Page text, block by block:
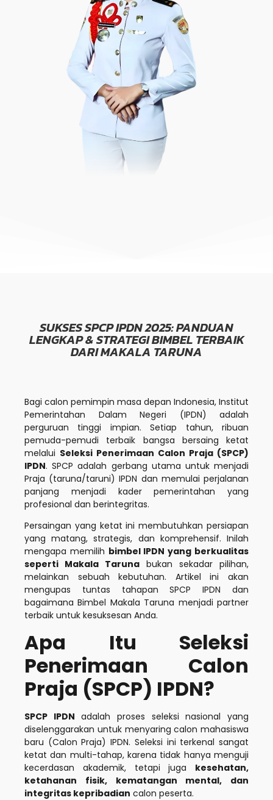
SUKSES SPCP IPDN 2025: PANDUAN
LENGKAP & STRATEGI BIMBEL TERBAIK
DARI MAKALA TARUNA
Bagi calon pemimpin masa depan Indonesia, Institut
Pemerintahan Dalam Negeri (IPDN) adalah
perguruan tinggi impian. Setiap tahun, ribuan
pemuda-pemudi terbaik bangsa bersaing ketat
melalui Seleksi Penerimaan Calon Praja (SPCP)
IPDN. SPCP adalah gerbang utama untuk menjadi
Praja (taruna/taruni) IPDN dan memulai perjalanan
panjang menjadi kader pemerintahan yang
profesional dan berintegritas.
Persaingan yang ketat ini membutuhkan persiapan
yang matang, strategis, dan komprehensif. Inilah
mengapa memilih bimbel IPDN yang berkualitas
seperti Makala Taruna bukan sekadar pilihan,
melainkan sebuah kebutuhan. Artikel ini akan
mengupas tuntas tahapan SPCP IPDN dan
bagaimana Bimbel Makala Taruna menjadi partner
terbaik untuk kesuksesan Anda.
Apa Itu Seleksi
Penerimaan Calon
Praja (SPCP) IPDN?
SPCP IPDN adalah proses seleksi nasional yang
diselenggarakan untuk menyaring calon mahasiswa
baru (Calon Praja) IPDN. Seleksi ini terkenal sangat
ketat dan multi-tahap, karena tidak hanya menguji
kecerdasan akademik, tetapi juga kesehatan,
ketahanan fisik, kematangan mental, dan
integritas kepribadian calon peserta.